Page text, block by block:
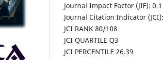
Journal Impact Factor (JIF): 0.1
Journal Citation Indicator
JCI RANK 80/108
JCI QUARTILE Q3
JCI PERCENTILE 26.39